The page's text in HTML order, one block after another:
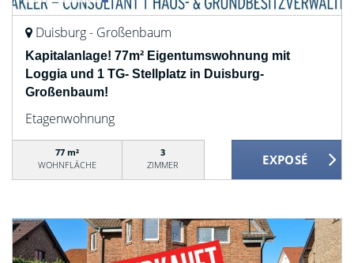
Duisburg - Großenbaum
Kapitalanlage! 77m² Eigentumswohnung mit
Loggia und 1 TG- Stellplatz in Duisburg-
Großenbaum!
Etagenwohnung
77 m²
WOHNFLÄCHE
3
ZIMMER